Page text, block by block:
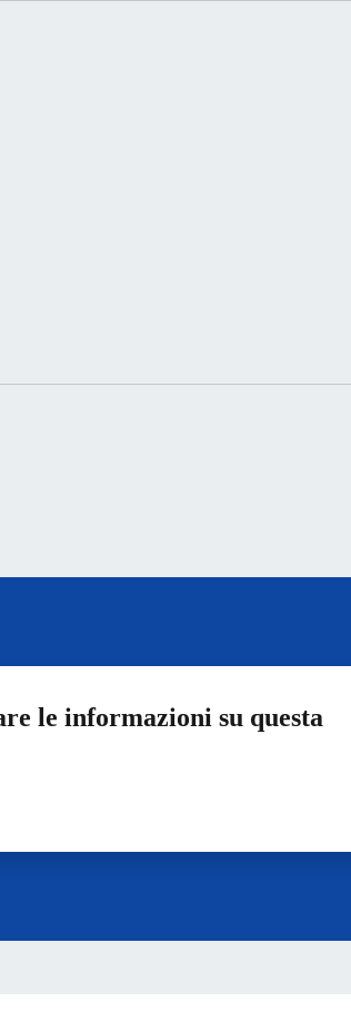
le informazioni su questa